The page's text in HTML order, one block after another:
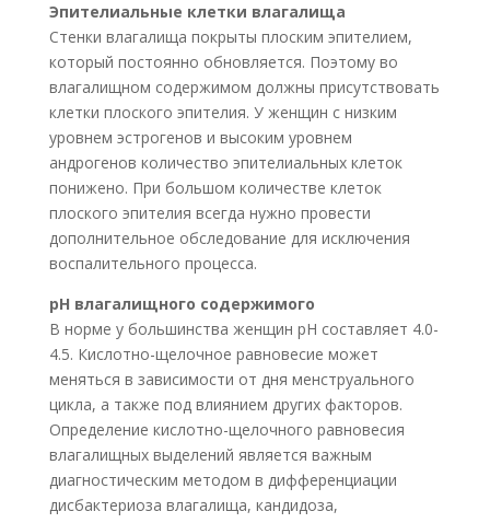
Эпителиальные клетки влагалища
Стенки влагалища покрыты плоским эпителием,
который постоянно обновляется. Поэтому во
влагалищном содержимом должны присутствовать
клетки плоского эпителия. У женщин с низким
уровнем эстрогенов и высоким уровнем
андрогенов количество эпителиальных клеток
понижено. При большом количестве клеток
плоского эпителия всегда нужно провести
дополнительное обследование для исключения
воспалительного процесса.
рН влагалищного содержимого
В норме у большинства женщин рН составляет 4.0-
4.5. Кислотно-щелочное равновесие может
меняться в зависимости от дня менструального
цикла, а также под влиянием других факторов.
Определение кислотно-щелочного равновесия
влагалищных выделений является важным
диагностическим методом в дифференциации
дисбактериоза влагалища, кандидоза,